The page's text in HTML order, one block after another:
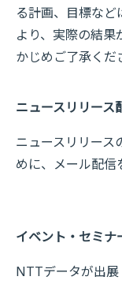
る計画、目標な
より、実際の結果
かじめご了承くだ
ニュースリリース
ニュースリリース
めに、メール配信
イベント・セミナ
NTTデータが出